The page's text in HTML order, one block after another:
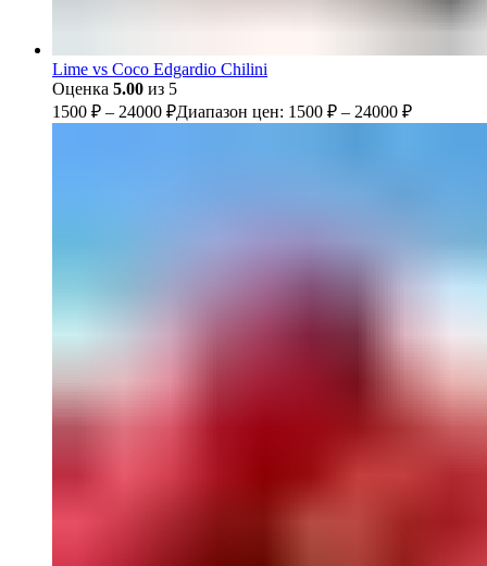
Lime vs Coco Edgardio Chilini
Оценка 5.00 из 5
1500 ₽ – 24000 ₽Диапазон цен: 1500 ₽ – 24000 ₽